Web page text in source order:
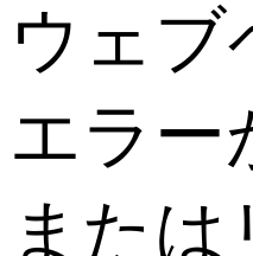
ウェブ
エラー
また